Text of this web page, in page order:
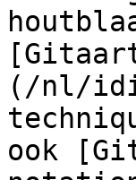
(/nl/
ook